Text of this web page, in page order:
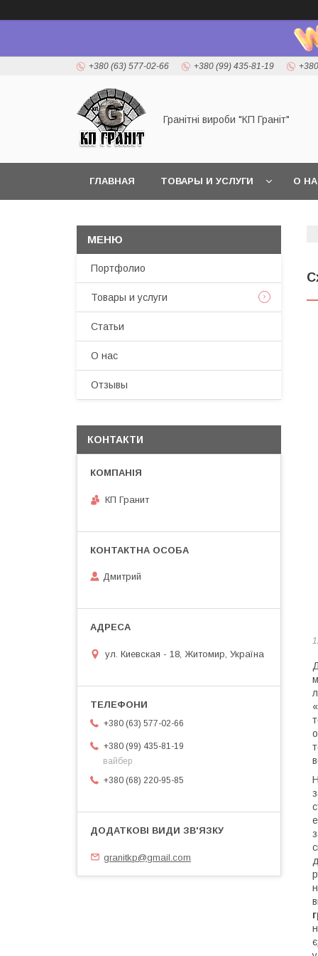
+380 (63) 577-02-66 +380 (99) 435-81-19
Гранітні вироби "КП Граніт"
ГЛАВНАЯ ТОВАРЫ И УСЛУГИ О
Портфолио
Товары и услуги
Статьи
О нас
Отзывы
КОНТАКТИ
КП Гранит
Дмитрий
ул. Киевская - 18, Житомир, Україна
+380 (63) 577-02-66
+380 (99) 435-81-19
вайбер
+380 (68) 220-95-85
granitkp@gmail.com